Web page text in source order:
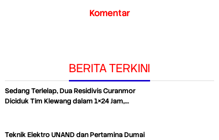
Komentar
BERITA TERKINI
Sedang Terlelap, Dua Residivis Curanmor
Diciduk Tim Klewang dalam 1×24 Jam,…
Teknik Elektro UNAND dan Pertamina Dumai